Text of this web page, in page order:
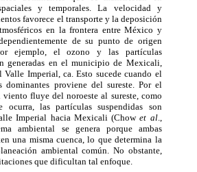
y temporales. La velocidad y
favorece el transporte y la deposición
en la frontera entre México y
de su punto de origen
ejemplo, el ozono y las partículas
generadas en el municipio de Mexicali,
Valle Imperial, ca. Esto sucede cuando el
proviene del sureste. Por el
fluye del noroeste al sureste, como
ocurra, las partículas suspendidas son
Imperial hacia Mexicali (Chowet al.,
ambiental se genera porque ambas
una misma cuenca, lo que determina la
ambiental común. No obstante,
que dificultan tal enfoque.